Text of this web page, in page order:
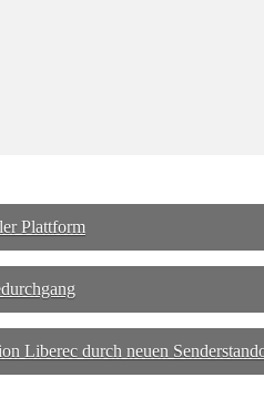
Plattform
Liberec durch neuen